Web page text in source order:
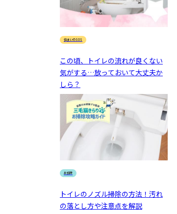
住まいのSOS
この頃、トイレの流れが良くない
気がする…放っておいて大丈夫か
しら？
お掃除
トイレのノズル掃除の方法！汚れ
の落とし方や注意点を解説